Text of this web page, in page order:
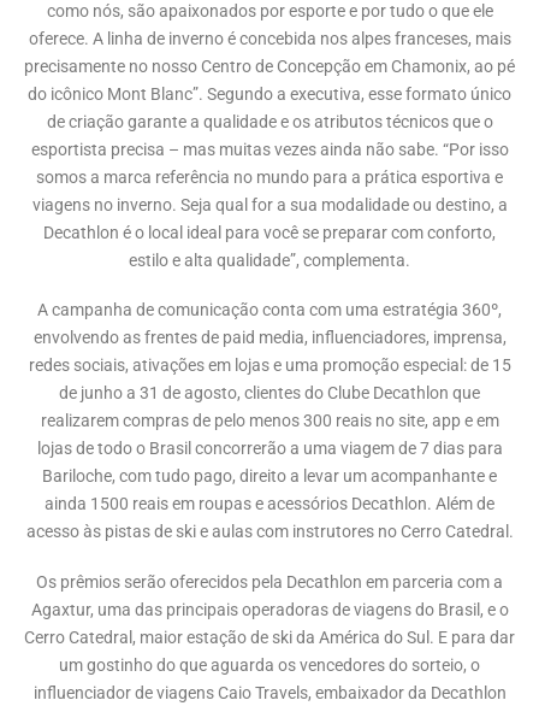
como nós, são apaixonados por esporte e por tudo o que ele
oferece. A linha de inverno é concebida nos alpes franceses, mais
precisamente no nosso Centro de Concepção em Chamonix, ao pé
do icônico Mont Blanc”. Segundo a executiva, esse formato único
de criação garante a qualidade e os atributos técnicos que o
esportista precisa – mas muitas vezes ainda não sabe. “Por isso
somos a marca referência no mundo para a prática esportiva e
viagens no inverno. Seja qual for a sua modalidade ou destino, a
Decathlon é o local ideal para você se preparar com conforto,
estilo e alta qualidade”, complementa.
A campanha de comunicação conta com uma estratégia 360º,
envolvendo as frentes de paid media, influenciadores, imprensa,
redes sociais, ativações em lojas e uma promoção especial: de 15
de junho a 31 de agosto, clientes do Clube Decathlon que
realizarem compras de pelo menos 300 reais no site, app e em
lojas de todo o Brasil concorrerão a uma viagem de 7 dias para
Bariloche, com tudo pago, direito a levar um acompanhante e
ainda 1500 reais em roupas e acessórios Decathlon. Além de
acesso às pistas de ski e aulas com instrutores no Cerro Catedral.
Os prêmios serão oferecidos pela Decathlon em parceria com a
Agaxtur, uma das principais operadoras de viagens do Brasil, e o
Cerro Catedral, maior estação de ski da América do Sul. E para dar
um gostinho do que aguarda os vencedores do sorteio, o
influenciador de viagens Caio Travels, embaixador da Decathlon